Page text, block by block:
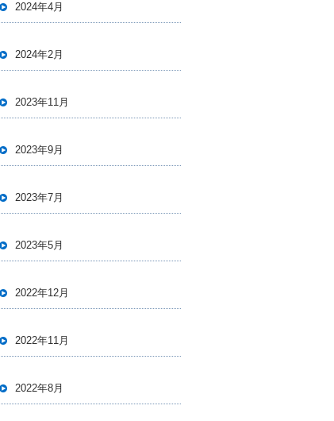
2024年4月
2024年2月
2023年11月
2023年9月
2023年7月
2023年5月
2022年12月
2022年11月
2022年8月